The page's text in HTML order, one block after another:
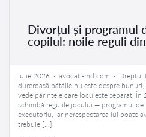
Divorțul și programul
copilul: noile reguli
Iulie 2026 · avocati-md.com · Dreptul
dureroasă bătălie nu este despre
vede părintele care locuiește separat.
schimbă regulile jocului — programul de
executoriu, iar nerespectarea lui poate
trebuie […]